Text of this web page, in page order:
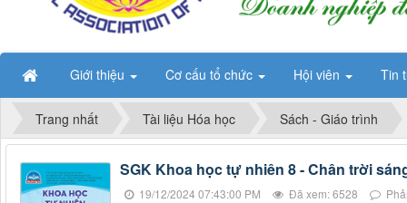
Giới thiệu Cơ cấu tổ chức Hội viên Tin
Trang nhất Tài liệu Hóa học Sách - Giáo trình
SGK Khoa học tự nhiên 8 - Chân trời
19/12/2024 07:43:00 PM Đã xem: 6528